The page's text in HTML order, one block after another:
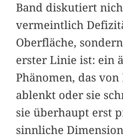
Band diskutiert
vermeintlich
Oberfläche,
erster Linie ist: ein
Phänomen, das
ablenkt oder sie
sie überhaupt erst
sinnliche